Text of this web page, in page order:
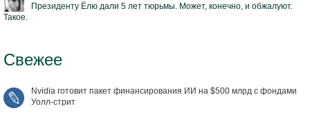
Президенту Ёлю дали 5 лет тюрьмы. Может, конечно, и обжалуют.
Такое.
Свежее
Nvidia готовит пакет финансирования ИИ на $500 млрд с фондами
Уолл‑стрит